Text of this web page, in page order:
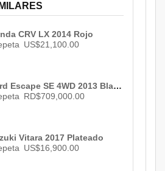
CRV LX 2014 Rojo
US$21,100.00
Ford Escape SE 4WD 2013 Blanco
RD$709,000.00
Vitara 2017 Plateado
US$16,900.00